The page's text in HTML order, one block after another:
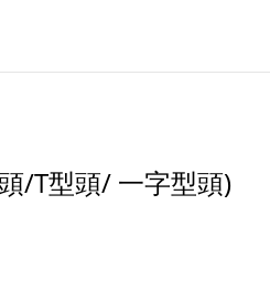
/T型頭/ 一字型頭)